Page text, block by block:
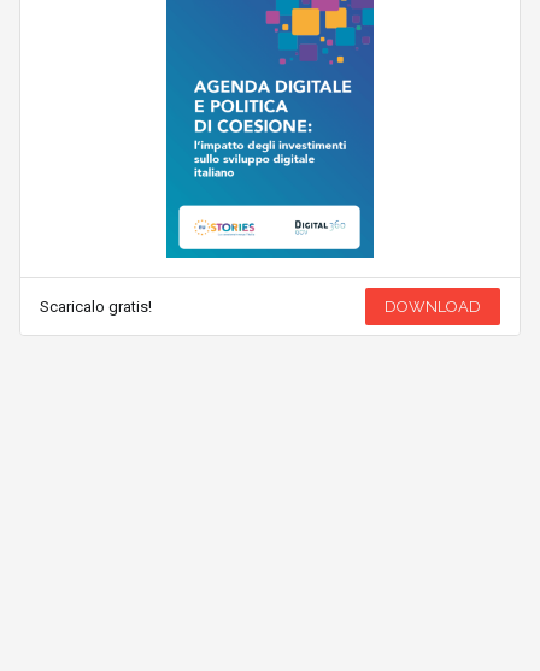
Scaricalo gratis! DOWNLOAD